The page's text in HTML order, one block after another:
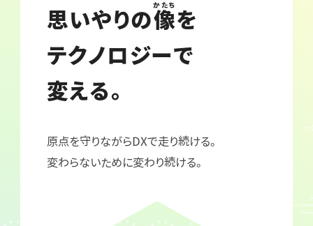
思いやりの像
かたち
を
テクノロジーで
変える。
原点を守りながらDXで走り続ける。
変わらないために変わり続ける。